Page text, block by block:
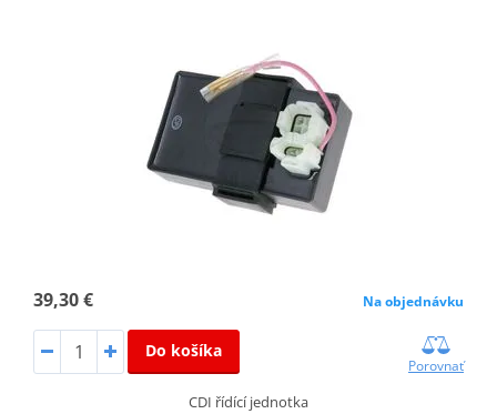
39,30 € Na objednávku
Do košíka
Porovnať
CDI řídící jednotka